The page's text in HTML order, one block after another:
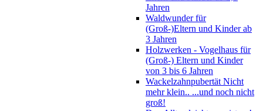
Jahren
Waldwunder für
(Groß-)Eltern und Kinder ab
3 Jahren
Holzwerken - Vogelhaus für
(Groß-) Eltern und Kinder
von 3 bis 6 Jahren
Wackelzahnpubertät Nicht
mehr klein.. ...und noch nicht
groß!